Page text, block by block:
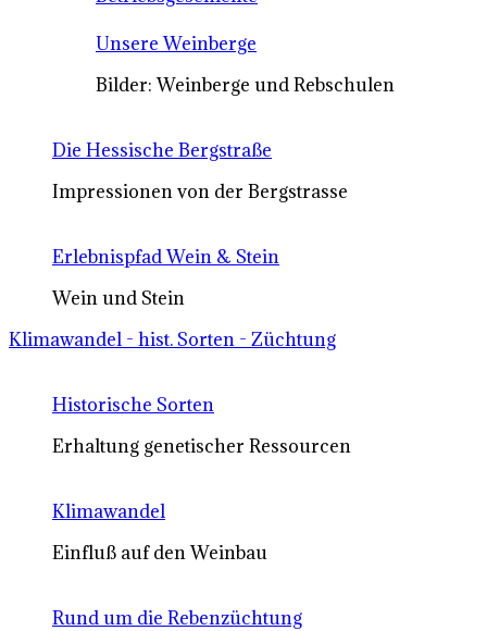
Unsere Weinberge
Bilder: Weinberge und Rebschulen
Die Hessische Bergstraße
Impressionen von der Bergstrasse
Erlebnispfad Wein & Stein
Wein und Stein
Klimawandel - hist. Sorten - Züchtung
Historische Sorten
Erhaltung genetischer Ressourcen
Klimawandel
Einfluß auf den Weinbau
Rund um die Rebenzüchtung